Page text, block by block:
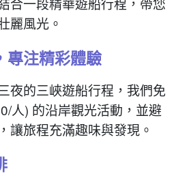
麗風光。
專注精彩體驗
夜的三峽遊船行程，我們免
人) 的沿岸觀光活動，並避
讓旅程充滿趣味與發現。